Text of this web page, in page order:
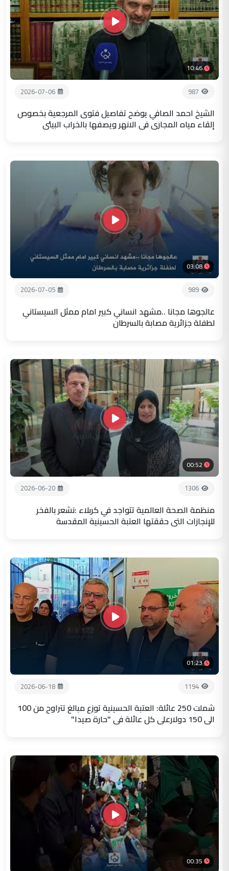
10:46
987
2026-07-06
الشيخ احمد الصافي يوضح تفاصيل فتوى المرجعية بخصوص
إلقاء مياه المجاري في الانهر ويصفها بالخراب البيئي
03:08
989
2026-07-05
عالجوها مجانا ..مشهد انساني كبير امام ممثل السيستاني
لطفلة جزائرية مصابة بالسرطان
00:52
1306
2026-06-20
منظمة الصحة العالمية تتواجد في كربلاء :نشعر بالفخر
للإنجازات التي حققتها العتبة الحسينية المقدسة
01:23
1194
2026-06-18
شملت 250 عائلة: العتبة الحسينية توزع مبالغ تتراوح من 100
الى 150 دولارعلى كل عائلة في "حارة صيدا"
00:35